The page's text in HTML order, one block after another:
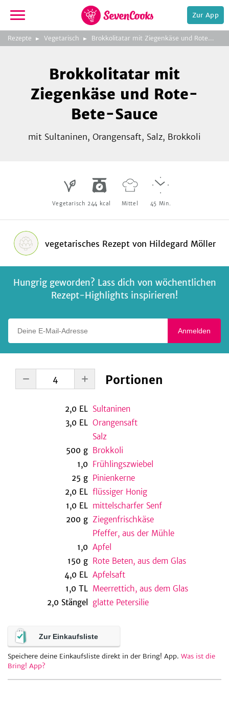
zur
Startseite
Zur App
Rezepte Vegetarisch Brokkolitatar mit Ziegenkäse und Rote-Bete-Sauce
Fotografen / Kosmos Verlag
Brokkolitatar mit
Ziegenkäse und Rote-
Bete-Sauce
mit Sultaninen, Orangensaft, Salz, Brokkoli
Vegetarisch 244 kcal Mittel 45 Min.
vegetarisches Rezept von Hildegard Möller
Hungrig geworden? Lass dich von wöchentlichen
Rezept-Highlights inspirieren!
Anmelden
Portionen
2,0 EL Sultaninen
3,0 EL Orangensaft
Salz
500 g Brokkoli
1,0 Frühlingszwiebel
25 g Pinienkerne
2,0 EL flüssiger Honig
1,0 EL mittelscharfer Senf
200 g Ziegenfrischkäse
Pfeffer, aus der Mühle
1,0 Apfel
150 g Rote Beten, aus dem Glas
4,0 EL Apfelsaft
1,0 TL Meerrettich, aus dem Glas
2,0 Stängel glatte Petersilie
Zur Einkaufsliste
Speichere deine Einkaufsliste direkt in der Bring! App. Was ist die
Bring! App?